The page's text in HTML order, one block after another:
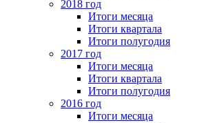
2018 год
Итоги месяца
Итоги квартала
Итоги полугодия
2017 год
Итоги месяца
Итоги квартала
Итоги полугодия
2016 год
Итоги месяца